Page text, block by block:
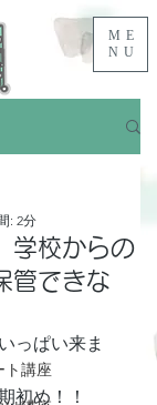
ME
NU
ト講座
学校からの
管できな
: 2分
っぱい来ま
初め！！